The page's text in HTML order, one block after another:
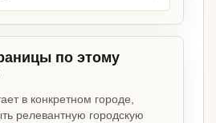
по этому
в конкретном городе,
релевантную городскую